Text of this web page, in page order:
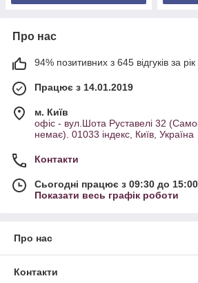
Про нас
94% позитивних з 645 відгуків за рік
Працює з 14.01.2019
м. Київ
офіс - вул.Шота Руставелі 32
немає). 01033 індекс, Київ, Україна
Контакти
Сьогодні працює з 09:30 до 15:00
Показати весь графік роботи
Про нас
Контакти